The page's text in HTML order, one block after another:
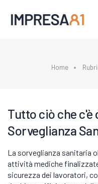
Home
Tutto ciò che c'è
Sorveglianza
La sorveglianza sanitaria
attività mediche
sicurezza dei lavoratori,